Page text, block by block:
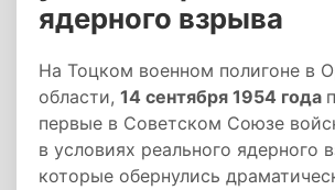
ядерного взрыва
На Тоцком военном полигоне в
области, 14 сентября 1954 года
первые в Советском Союзе
в условиях реального ядерного
которые обернулись